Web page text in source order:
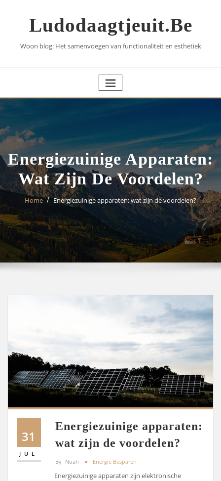
Ludodaagtjeuit.be
Woon blog: Het samenvoegen van functionaliteit en esthetiek
Energiezuinige Apparaten:
Wat Zijn De Voordelen?
Home Energiezuinige apparaten: wat zijn de voordelen?
31
JUL
Energiezuinige apparaten:
wat zijn de voordelen?
By Noah Energie Besparen
Energiezuinige apparaten zijn elektronische